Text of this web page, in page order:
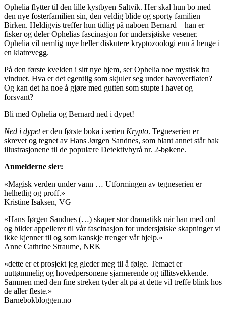
Ophelia flytter til den lille kystbyen Saltvik. Her skal hun bo med
den nye fosterfamilien sin, den veldig blide og sporty familien
Birken. Heldigvis treffer hun tidlig på naboen Bernard – han er
fisker og deler Ophelias fascinasjon for undersjøiske vesener.
Ophelia vil nemlig mye heller diskutere kryptozoologi enn å henge i
en klatrevegg.
På den første kvelden i sitt nye hjem, ser Ophelia noe mystisk fra
vinduet. Hva er det egentlig som skjuler seg under havoverflaten?
Og kan det ha noe å gjøre med gutten som stupte i havet og
forsvant?
Bli med Ophelia og Bernard ned i dypet!
Ned i dypeter den første boka i serien Krypto. Tegneserien er
skrevet og tegnet av Hans Jørgen Sandnes, som blant annet står bak
illustrasjonene til de populære Detektivbyrå nr. 2-bøkene.
Anmelderne sier:
«Magisk verden under vann … Utformingen av tegneserien er
helhetlig og proff.»
Kristine Isaksen, VG
«Hans Jørgen Sandnes (…) skaper stor dramatikk når han med ord
og bilder appellerer til vår fascinasjon for undersjøiske skapninger vi
ikke kjenner til og som kanskje trenger vår hjelp.»
Anne Cathrine Straume, NRK
«dette er et prosjekt jeg gleder meg til å følge. Temaet er
uuttømmelig og hovedpersonene sjarmerende og tillitsvekkende.
Sammen med den fine streken tyder alt på at dette vil treffe blink hos
de aller fleste.»
Barnebokbloggen.no